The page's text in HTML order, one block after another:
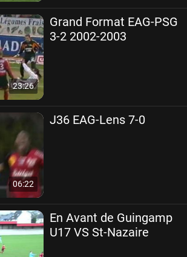
23:26
Grand Format EAG-PSG
3-2 2002-2003
06:22
J36 EAG-Lens 7-0
En Avant de Guingamp
U17 VS St-Nazaire